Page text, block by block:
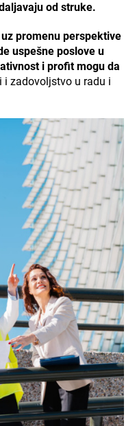
od struke.
promenu perspektive
uspešne poslove u
i profit mogu da
i zadovoljstvo u radu i